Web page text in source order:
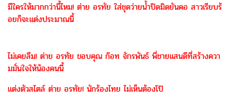
มีใครให้มากกว่านี้ไหม! ต่าย อรทัย ใส่ชุดว่ายน้ำปิดมิดยันคอ สาวเรียบร้
อยก็จะแต่งประมาณนี้
ไม่เคยลืม! ต่าย อรทัย ขอบคุณ ก๊อท จักรพันธ์ พี่ชายแสนดีที่สร้างควา
มมั่นใจให้น้องคนนี้
แต่งตัวสไตล์ ต่าย อรทัย! นักร้องไทย ไม่เห็นต้องโป๊